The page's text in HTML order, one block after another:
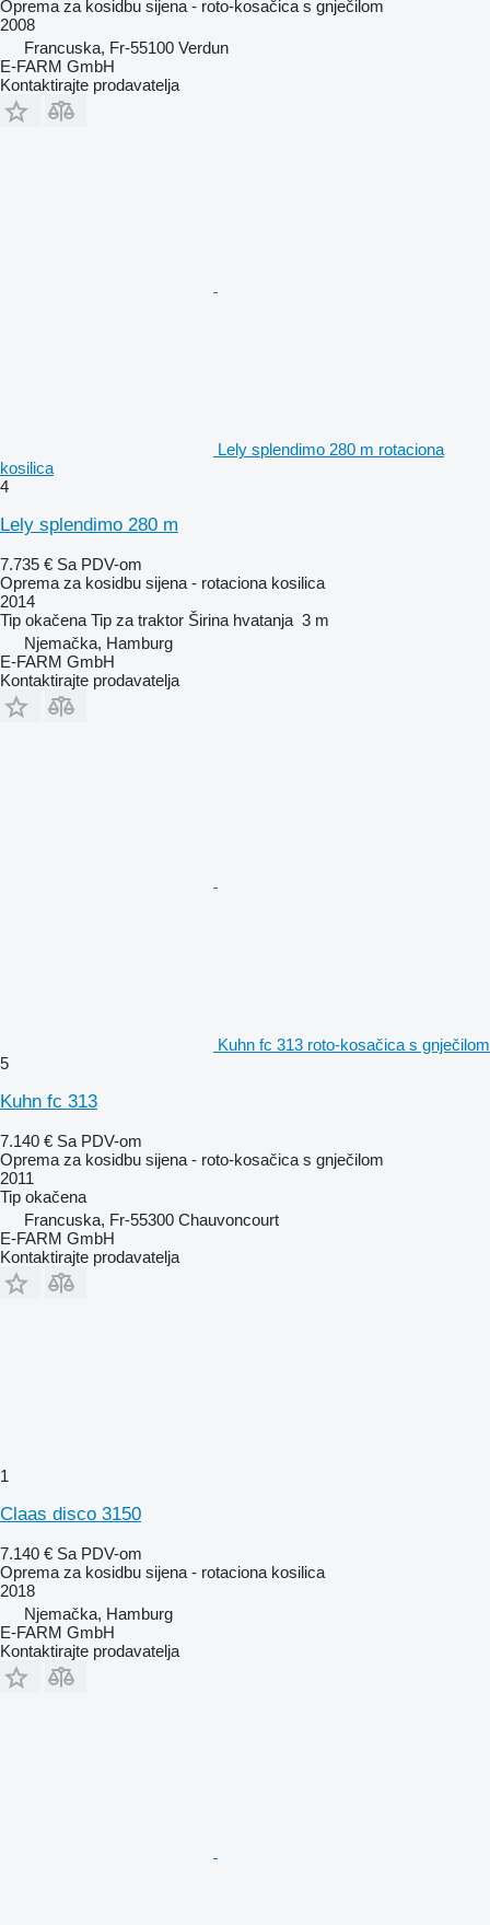
Oprema za kosidbu sijena - roto-kosačica s gnječilom
2008
Francuska, Fr-55100 Verdun
E-FARM GmbH
Kontaktirajte prodavatelja
Lely splendimo 280 m rotaciona
kosilica
4
Lely splendimo 280 m
7.735 € Sa PDV-om
Oprema za kosidbu sijena - rotaciona kosilica
2014
Tip okačena Tip za traktor Širina hvatanja 3 m
Njemačka, Hamburg
E-FARM GmbH
Kontaktirajte prodavatelja
Kuhn fc 313 roto-kosačica s gnječilom
5
Kuhn fc 313
7.140 € Sa PDV-om
Oprema za kosidbu sijena - roto-kosačica s gnječilom
2011
Tip okačena
Francuska, Fr-55300 Chauvoncourt
E-FARM GmbH
Kontaktirajte prodavatelja
1
Claas disco 3150
7.140 € Sa PDV-om
Oprema za kosidbu sijena - rotaciona kosilica
2018
Njemačka, Hamburg
E-FARM GmbH
Kontaktirajte prodavatelja